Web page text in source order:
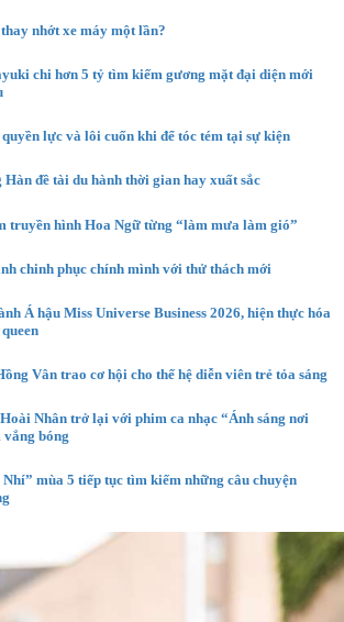
nhớt xe máy một lần?
chi hơn 5 tỷ tìm kiếm gương mặt đại diện mới
lực và lôi cuốn khi để tóc tém tại sự kiện
đề tài du hành thời gian hay xuất sắc
truyền hình Hoa Ngữ từng “làm mưa làm gió”
chinh phục chính mình với thử thách mới
Á hậu Miss Universe Business 2026, hiện thực hóa
Vân trao cơ hội cho thế hệ diễn viên trẻ tỏa sáng
Nhân trở lại với phim ca nhạc “Ánh sáng nơi
vắng bóng
mùa 5 tiếp tục tìm kiếm những câu chuyện